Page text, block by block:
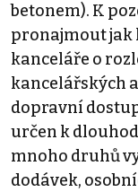
betonem). K
pronajmout jak
kanceláře o
kancelářských
dopravní
určen k
mnoho druhů
dodávek,